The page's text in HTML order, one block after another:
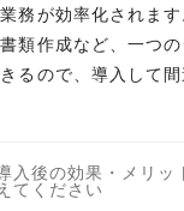
務が効率化されま
類作成など、一つの
るので、導入して間
入後の効果・メリッ
てください